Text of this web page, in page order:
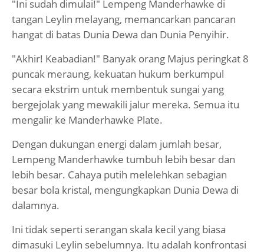
"Ini sudah dimulai!" Lempeng Manderhawke di
tangan Leylin melayang, memancarkan pancaran
hangat di batas Dunia Dewa dan Dunia Penyihir.
"Akhir! Keabadian!" Banyak orang Majus peringkat 8
puncak meraung, kekuatan hukum berkumpul
secara ekstrim untuk membentuk sungai yang
bergejolak yang mewakili jalur mereka. Semua itu
mengalir ke Manderhawke Plate.
Dengan dukungan energi dalam jumlah besar,
Lempeng Manderhawke tumbuh lebih besar dan
lebih besar. Cahaya putih melelehkan sebagian
besar bola kristal, mengungkapkan Dunia Dewa di
dalamnya.
Ini tidak seperti serangan skala kecil yang biasa
dimasuki Leylin sebelumnya. Itu adalah konfrontasi